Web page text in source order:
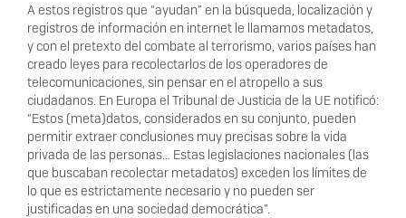
A estos registros que “ayudan” en la búsqueda, localización y
registros de información en internet le llamamos metadatos,
y con el pretexto del combate al terrorismo, varios países han
creado leyes para recolectarlos de los operadores de
telecomunicaciones, sin pensar en el atropello a sus
ciudadanos. En Europa el Tribunal de Justicia de la UE notificó:
“Estos (meta)datos, considerados en su conjunto, pueden
permitir extraer conclusiones muy precisas sobre la vida
privada de las personas… Estas legislaciones nacionales (las
que buscaban recolectar metadatos) exceden los límites de
lo que es estrictamente necesario y no pueden ser
justificadas en una sociedad democrática”.